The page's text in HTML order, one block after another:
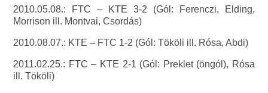
2010.05.08.: FTC – KTE 3-2 (Gól: Ferenczi, Elding,
Morrison ill. Montvai, Csordás)
2010.08.07.: KTE – FTC 1-2 (Gól: Tököli ill. Rósa, Abdi)
2011.02.25.: FTC – KTE 2-1 (Gól: Preklet (öngól), Rósa
ill. Tököli)